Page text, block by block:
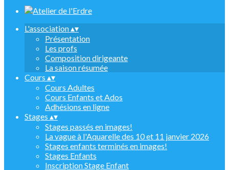
L'association▴▾
Présentation
Les profs
Composition dirigeante
La saison résumée
Cours ▴▾
Cours Adultes
Cours Enfants et Ados
Adhésions en ligne
Stages ▴▾
Stages passés en images!
La vague à l'Aquarelle des 10 et 11 janvier 2026
Stages enfants terminés en images!
Stages Enfants
Inscription Stage Enfant